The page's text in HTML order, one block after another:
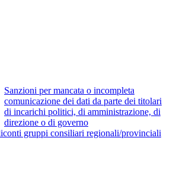
Sanzioni per mancata o incompleta
comunicazione dei dati da parte dei titolari
di incarichi politici, di amministrazione, di
direzione o di governo
gruppi consiliari regionali/provinciali